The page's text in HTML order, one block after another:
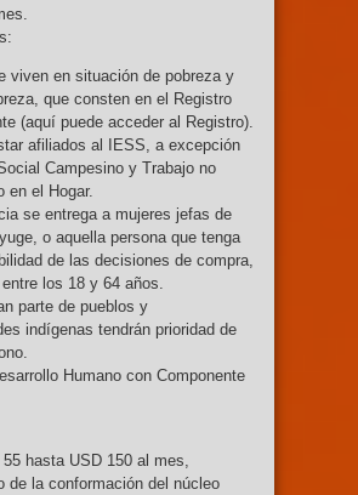
viven en situación de pobreza y
que consten en el Registro
(aquí puede acceder al Registro).
afiliados al IESS, a excepción
Campesino y Trabajo no
en el Hogar.
se entrega a mujeres jefas de
o aquella persona que tenga
de las decisiones de compra,
los 18 y 64 años.
parte de pueblos y
indígenas tendrán prioridad de
Humano con Componente
55 hasta USD 150 al mes,
de la conformación del núcleo